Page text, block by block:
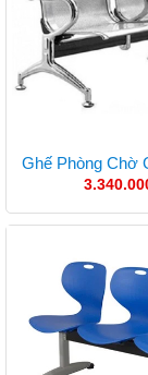
Ghế Phòng Chờ